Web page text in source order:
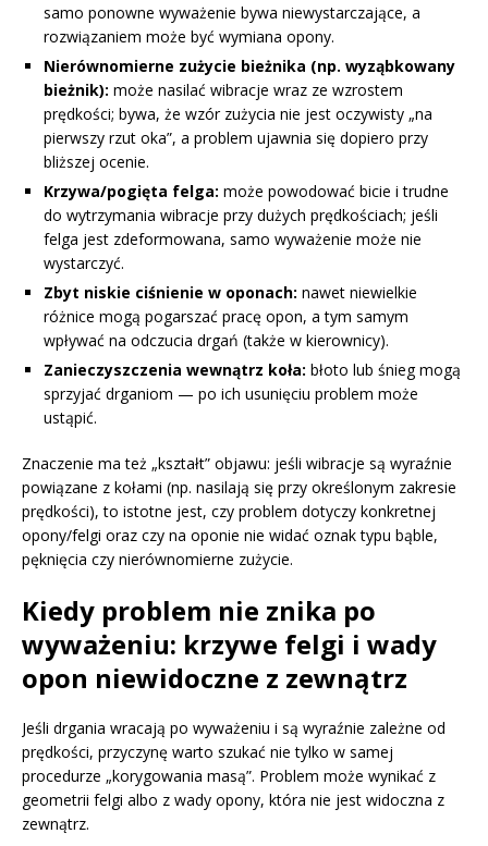
samo ponowne wyważenie bywa niewystarczające, a
rozwiązaniem może być wymiana opony.
Nierównomierne zużycie bieżnika (np. wyząbkowany
bieżnik): może nasilać wibracje wraz ze wzrostem
prędkości; bywa, że wzór zużycia nie jest oczywisty „na
pierwszy rzut oka”, a problem ujawnia się dopiero przy
bliższej ocenie.
Krzywa/pogięta felga: może powodować bicie i trudne
do wytrzymania wibracje przy dużych prędkościach; jeśli
felga jest zdeformowana, samo wyważenie może nie
wystarczyć.
Zbyt niskie ciśnienie w oponach: nawet niewielkie
różnice mogą pogarszać pracę opon, a tym samym
wpływać na odczucia drgań (także w kierownicy).
Zanieczyszczenia wewnątrz koła: błoto lub śnieg mogą
sprzyjać drganiom — po ich usunięciu problem może
ustąpić.
Znaczenie ma też „kształt” objawu: jeśli wibracje są wyraźnie
powiązane z kołami (np. nasilają się przy określonym zakresie
prędkości), to istotne jest, czy problem dotyczy konkretnej
opony/felgi oraz czy na oponie nie widać oznak typu bąble,
pęknięcia czy nierównomierne zużycie.
Kiedy problem nie znika po
wyważeniu: krzywe felgi i wady
opon niewidoczne z zewnątrz
Jeśli drgania wracają po wyważeniu i są wyraźnie zależne od
prędkości, przyczynę warto szukać nie tylko w samej
procedurze „korygowania masą”. Problem może wynikać z
geometrii felgi albo z wady opony, która nie jest widoczna z
zewnątrz.